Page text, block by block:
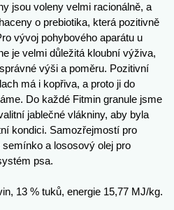
jsou voleny velmi racionálně, a
o prebiotika, která pozitivně
vývoj pohybového aparátu u
je velmi důležitá kloubní výživa,
výši a poměru. Pozitivní
má i kopřiva, a proto ji do
Do každé Fitmin granule jsme
jablečné vlákniny, aby byla
kondici. Samozřejmostí pro
a lososový olej pro
psa.
13 % tuků, energie 15,77 MJ/kg.